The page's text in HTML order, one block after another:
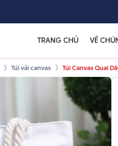
TRANG CHỦ VỀ
Túi vải canvas Túi Canvas Quai